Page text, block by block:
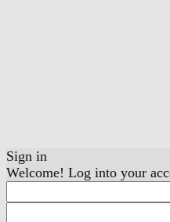
Sign in
Welcome! Log into your